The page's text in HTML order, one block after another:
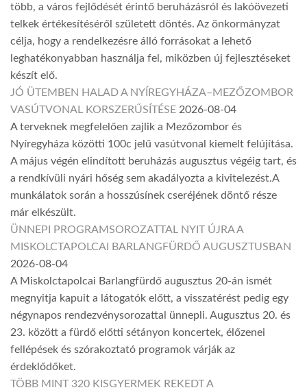
több, a város fejlődését érintő beruházásról és lakóövezeti
telkek értékesítéséről született döntés. Az önkormányzat
célja, hogy a rendelkezésre álló forrásokat a lehető
leghatékonyabban használja fel, miközben új fejlesztéseket
készít elő.
JÓ ÜTEMBEN HALAD A NYÍREGYHÁZA–MEZŐZOMBOR
VASÚTVONAL KORSZERŰSÍTÉSE 2026-08-04
A terveknek megfelelően zajlik a Mezőzombor és
Nyíregyháza közötti 100c jelű vasútvonal kiemelt felújítása.
A május végén elindított beruházás augusztus végéig tart, és
a rendkívüli nyári hőség sem akadályozta a kivitelezést.A
munkálatok során a hosszúsínek cseréjének döntő része
már elkészült.
ÜNNEPI PROGRAMSOROZATTAL NYIT ÚJRA A
MISKOLCTAPOLCAI BARLANGFÜRDŐ AUGUSZTUSBAN
2026-08-04
A Miskolctapolcai Barlangfürdő augusztus 20-án ismét
megnyitja kapuit a látogatók előtt, a visszatérést pedig egy
négynapos rendezvénysorozattal ünnepli. Augusztus 20. és
23. között a fürdő előtti sétányon koncertek, élőzenei
fellépések és szórakoztató programok várják az
érdeklődőket.
TÖBB MINT 320 KISGYERMEK REKEDT A